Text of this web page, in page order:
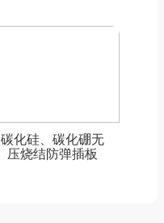
碳化硅、碳化硼无
压烧结防弹插板